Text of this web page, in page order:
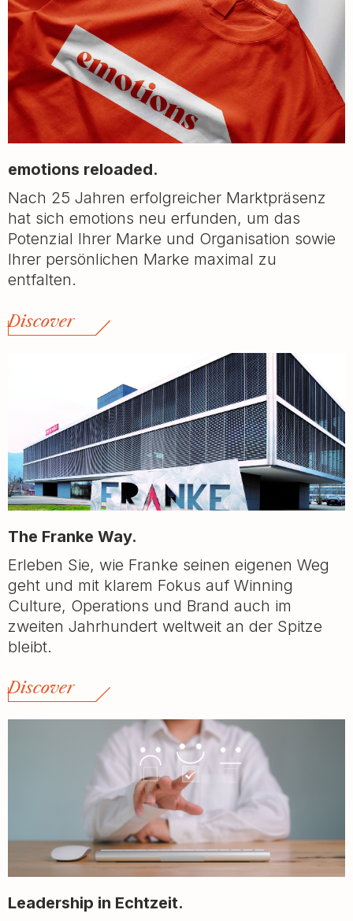
emotions reloaded.
Nach 25 Jahren erfolgreicher Marktpräsenz
hat sich emotions neu erfunden, um das
Potenzial Ihrer Marke und Organisation sowie
Ihrer persönlichen Marke maximal zu
entfalten.
Discover
The Franke Way.
Erleben Sie, wie Franke seinen eigenen Weg
geht und mit klarem Fokus auf Winning
Culture, Operations und Brand auch im
zweiten Jahrhundert weltweit an der Spitze
bleibt.
Discover
Leadership in Echtzeit.